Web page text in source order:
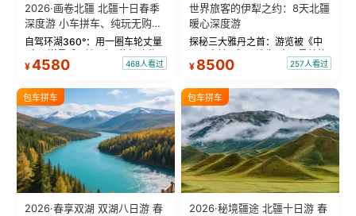
2026·画卷北疆 北疆十日春季
深度游 小车拼车、纯玩无购
物！
自驾环湖360°：用一圈车轮丈量
“大西洋最后一滴眼泪”的极致蔚
蓝。 赛湖旅拍：甄选多款风格服
绝美瞬间。 赛湖坦克300跟车视
频：专业摄影师...
¥4580 468人看过
世界旅客的伊犁之约：8天北疆
暖心深度游
探秘三大雅丹之首：游览被《中
国国家地理》评选为“中国最美的
三大雅丹”第一名的克拉玛依魔鬼
瓦人最大村落——禾木村，欣赏
晨雾与小木...
¥ 8500 257人看过
包车拼车
2026·春享双湖 双湖八日游 春
包车拼车
2026·秘境疆途 北疆十日游 春